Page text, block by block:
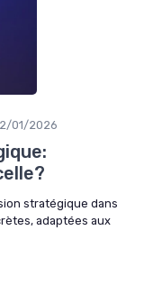
01/2026
stratégique dans
adaptées aux